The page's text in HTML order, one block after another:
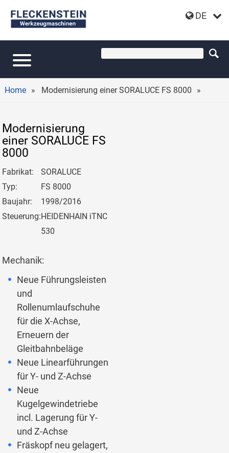
DE
MODERNISIERUNG EINER CNC-
FAHRSTÄNDERFRÄSMASCHINE
Home Modernisierung einer SORALUCE FS 8000
Modernisierung
einer SORALUCE FS
8000
Fabrikat:
SORALUCE
Typ:
FS 8000
Baujahr:
1998/2016
Steuerung:HEIDENHAIN iTNC
530
Mechanik:
Neue Führungsleisten
und
Rollenumlaufschuhe
für die X-Achse,
Erneuern der
Gleitbahnbeläge
Neue Linearführungen
für Y- und Z-Achse
Neue
Kugelgewindetriebe
incl. Lagerung für Y-
und Z-Achse
Fräskopf neu gelagert,